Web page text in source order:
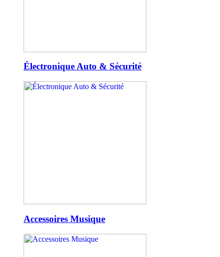
Électronique Auto & Sécurité
Accessoires Musique